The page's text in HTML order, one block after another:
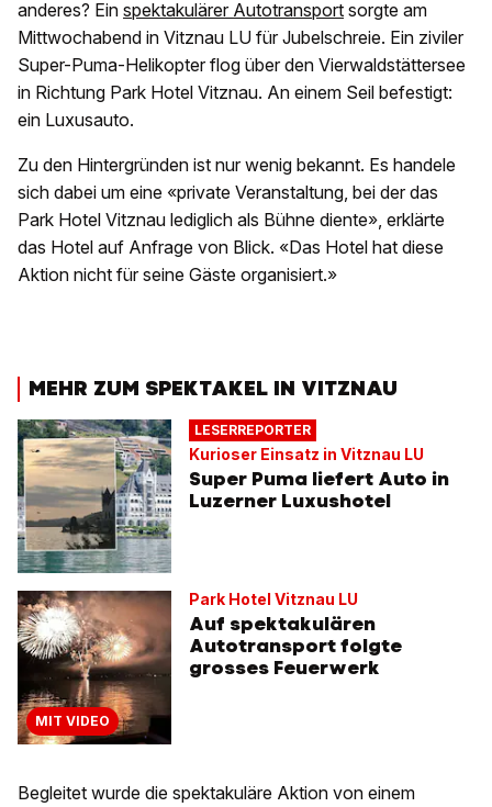
anderes? Ein spektakulärer Autotransport sorgte am
Mittwochabend in Vitznau LU für Jubelschreie. Ein ziviler
Super-Puma-Helikopter flog über den Vierwaldstättersee
in Richtung Park Hotel Vitznau. An einem Seil befestigt:
ein Luxusauto.
Zu den Hintergründen ist nur wenig bekannt. Es handele
sich dabei um eine «private Veranstaltung, bei der das
Park Hotel Vitznau lediglich als Bühne diente», erklärte
das Hotel auf Anfrage von Blick. «Das Hotel hat diese
Aktion nicht für seine Gäste organisiert.»
MEHR ZUM SPEKTAKEL IN VITZNAU
LESERREPORTER
Kurioser Einsatz in Vitznau LU
Super Puma liefert Auto in
Luzerner Luxushotel
MIT VIDEO
Park Hotel Vitznau LU
Auf spektakulären
Autotransport folgte
grosses Feuerwerk
Begleitet wurde die spektakuläre Aktion von einem